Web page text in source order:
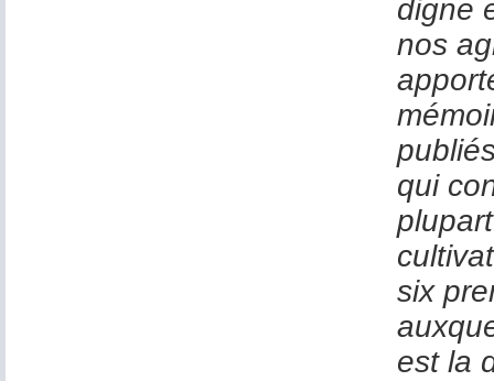
digne
nos
qui
six
est la